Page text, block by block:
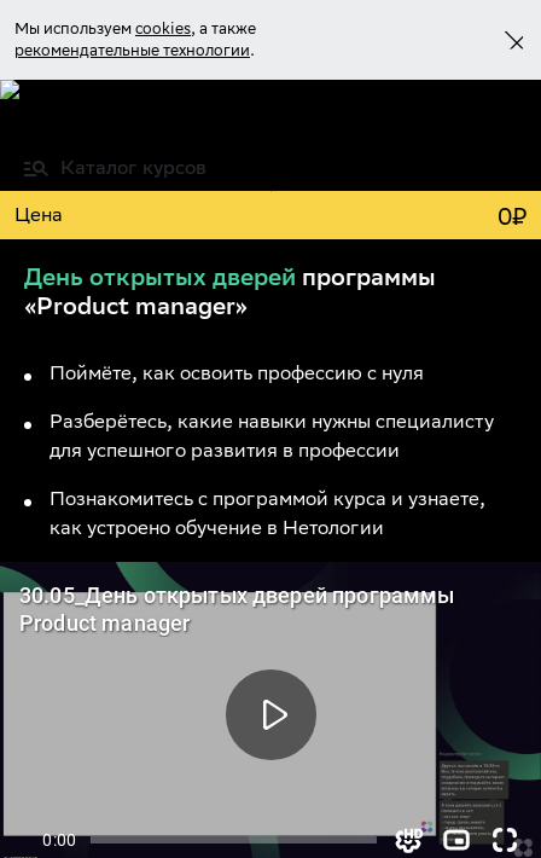
Мы используем cookies, а также
рекомендательные технологии.
Каталог курсов
День открытых дверей программы
«Product manager»
Поймёте, как освоить профессию с нуля
Разберётесь, какие навыки нужны специалисту
для успешного развития в профессии
Познакомитесь с программой курса и узнаете,
как устроено обучение в Нетологии
Цена 0₽